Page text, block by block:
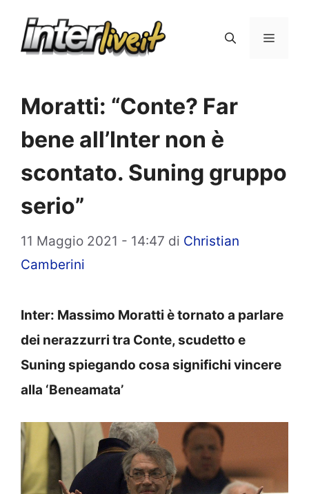
Menu
Moratti: “Conte? Far
bene all’Inter non è
scontato. Suning gruppo
serio”
11 Maggio 2021 - 14:47 di Christian
Camberini
Inter: Massimo Moratti è tornato a parlare
dei nerazzurri tra Conte, scudetto e
Suning spiegando cosa significhi vincere
alla ‘Beneamata’